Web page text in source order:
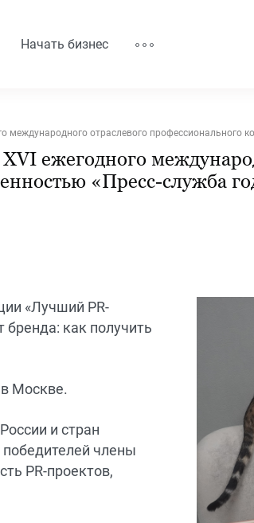
Начать бизнес
международного отраслевого профессионального
ежегодного
«Пресс-служба
«Лучший PR-
как получить
Москве.
и стран
члены
PR-проектов,